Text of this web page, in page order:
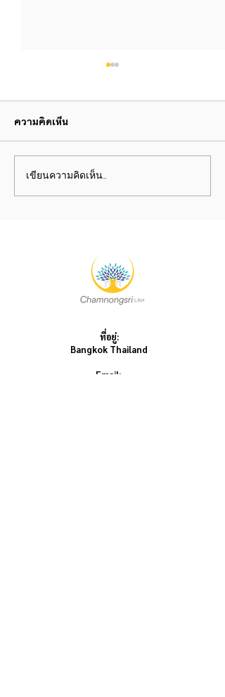
ลบร่องความทุกข์
ความคิดเห็น
เขียนความคิดเห็น…
ที่อยู่:
Bangkok Thailand
Email: